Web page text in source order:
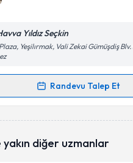
Yıldız Seçkin
Yeşilırmak, Vali Zekai Gümüşdiş
Randevu Talep Et
Takvimi Talebi
oluşturun. Size bu uzmandan
diğer uzmanlar